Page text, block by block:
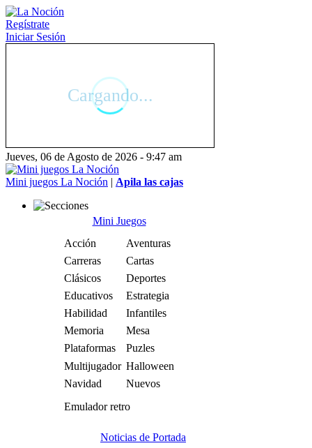
Regístrate
Iniciar Sesión
Jueves, 06 de Agosto de 2026 - 9:47 am
Mini juegos La Noción | Apila las cajas
Mini Juegos
Acción
Aventuras
Carreras
Cartas
Clásicos
Deportes
Educativos
Estrategia
Habilidad
Infantiles
Memoria
Mesa
Plataformas
Puzles
Multijugador Halloween
Navidad
Nuevos
Emulador retro
Noticias de Portada